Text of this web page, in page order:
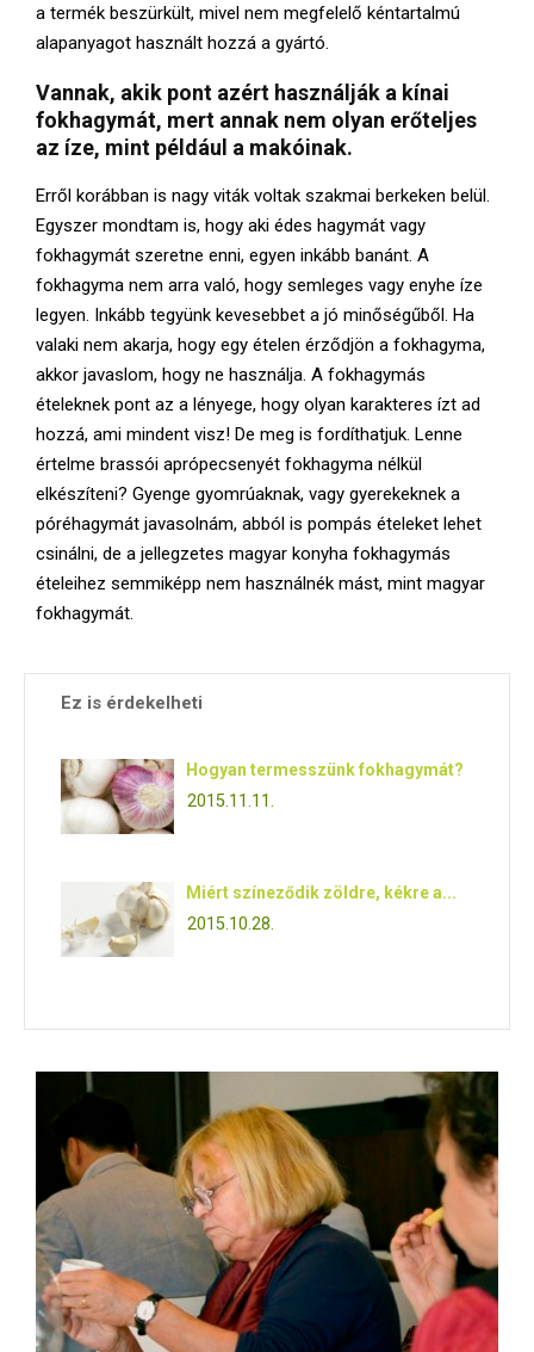
a termék beszürkült, mivel nem megfelelő kéntartalmú
alapanyagot használt hozzá a gyártó.
Vannak, akik pont azért használják a kínai
fokhagymát, mert annak nem olyan erőteljes
az íze, mint például a makóinak.
Erről korábban is nagy viták voltak szakmai berkeken belül.
Egyszer mondtam is, hogy aki édes hagymát vagy
fokhagymát szeretne enni, egyen inkább banánt. A
fokhagyma nem arra való, hogy semleges vagy enyhe íze
legyen. Inkább tegyünk kevesebbet a jó minőségűből. Ha
valaki nem akarja, hogy egy ételen érződjön a fokhagyma,
akkor javaslom, hogy ne használja. A fokhagymás
ételeknek pont az a lényege, hogy olyan karakteres ízt ad
hozzá, ami mindent visz! De meg is fordíthatjuk. Lenne
értelme brassói aprópecsenyét fokhagyma nélkül
elkészíteni? Gyenge gyomrúaknak, vagy gyerekeknek a
póréhagymát javasolnám, abból is pompás ételeket lehet
csinálni, de a jellegzetes magyar konyha fokhagymás
ételeihez semmiképp nem használnék mást, mint magyar
fokhagymát.
Ez is érdekelheti
Hogyan termesszünk fokhagymát?
2015.11.11.
Miért színeződik zöldre, kékre a...
2015.10.28.